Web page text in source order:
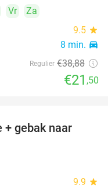
Vr
Za
9.5 star
8 min. directions_car
Regulier €38,88
€21 ,50
gebak naar
9.9 star